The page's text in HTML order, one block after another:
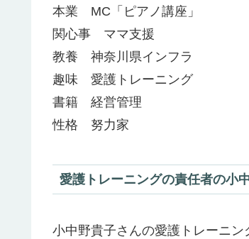
本業 MC「ピアノ講座」
関心事 ママ支援
教養 神奈川県インフラ
趣味 愛護トレーニング
書籍 経営管理
性格 努力家
愛護トレーニングの責任者の小
小中野貴子さんの愛護トレーニ